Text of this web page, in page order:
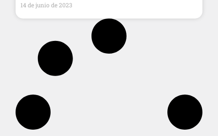
14 de junio de 2023